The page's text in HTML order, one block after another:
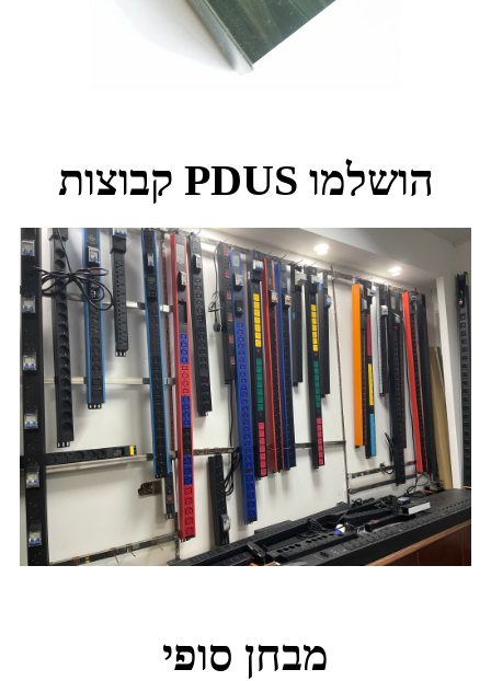
קבוצות PDUS הושלמו
מבחן סופי